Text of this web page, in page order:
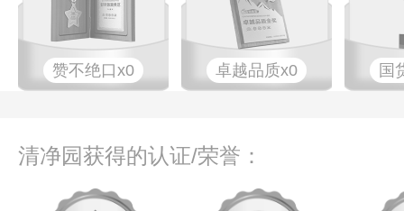
赞不绝口x0 卓越品质x0 国
清净园获得的认证/荣誉：